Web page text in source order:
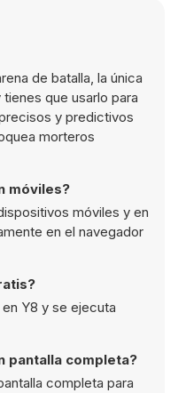
de batalla, la única
que usarlo para
y predictivos
morteros
móviles?
móviles y en
en el navegador
Y8 y se ejecuta
pantalla completa?
completa para